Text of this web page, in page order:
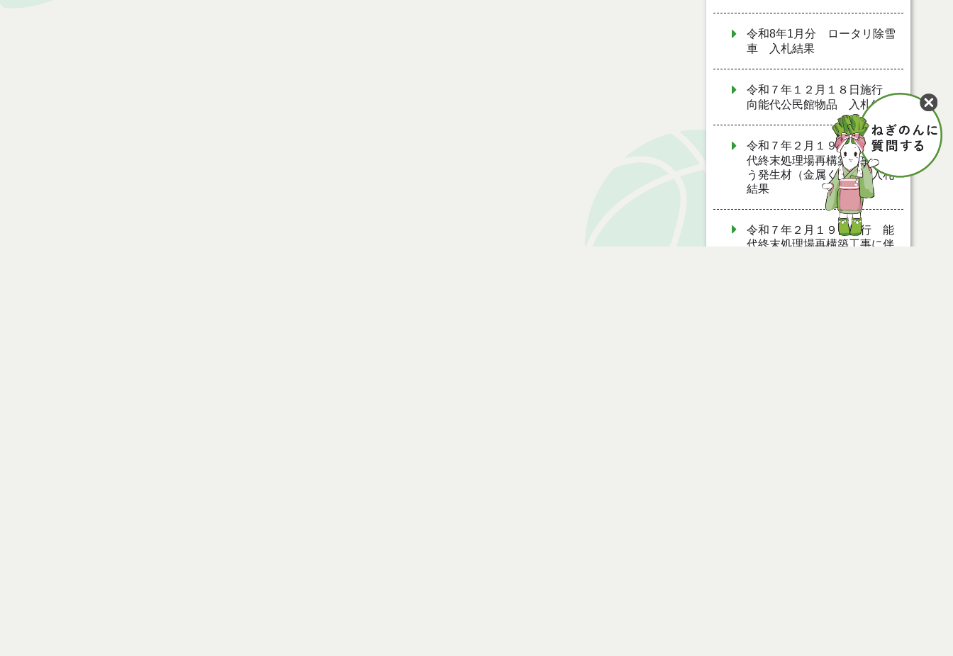
令和8年1月分 ロータリ除雪
車 入札結果
令和７年１２月１８日施行
向能代公民館物品 入札結果
令和７年２月１９日執行 能
代終末処理場再構築工事に伴
う発生材（金属くず） 入札
結果
令和７年２月１９日執行 能
代終末処理場再構築工事に伴